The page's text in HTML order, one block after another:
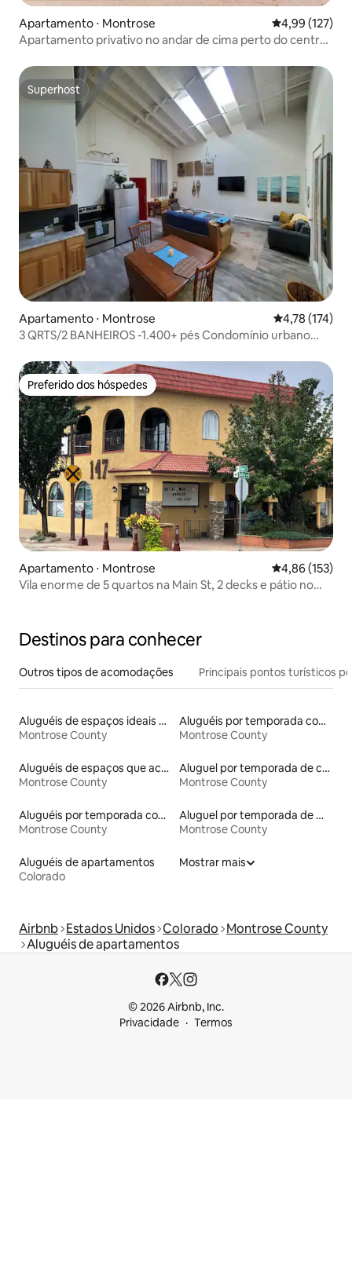
Apartamento ⋅ Montrose 4,99 de uma
4,99 (127)
Apartamento privativo no andar de cima perto do centro
Superhost
Superhost
Apartamento ⋅ Montrose 4,78 de uma
4,78 (174)
3 QRTS/2 BANHEIROS -1.400+ pés Condomínio urbano
Preferido dos hóspedes
Preferido dos hóspedes
Apartamento ⋅ Montrose 4,86 de uma
4,86 (153)
Vila enorme de 5 quartos na Main St, 2 decks e pátio no
Destinos para conhecer
Outros tipos de acomodações Principais pontos turísticos
Aluguéis de espaços ideais para famílias
Montrose County
Aluguéis por temporada com suítes privativas
Montrose County
Aluguéis de espaços que aceitam animais de estimação
Montrose County
Aluguel por temporada de casas de hóspedes
Montrose County
Aluguéis por temporada com banheira de hidromassagem
Montrose County
Aluguel por temporada de microcasas
Montrose County
Aluguéis de apartamentos
Colorado
Mostrar mais
Airbnb Estados Unidos Colorado Montrose County
Aluguéis de apartamentos
© 2026 Airbnb, Inc.
Privacidade
Termos